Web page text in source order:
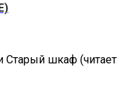
Старый шкаф (читает